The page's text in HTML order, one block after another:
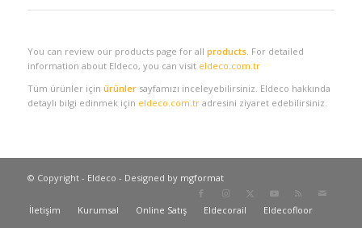
You can review our products page for all products. For detailed
information about Eldeco, you can visit eldeco.com.tr
Tüm ürünler için ürünlersayfamızı inceleyebilirsiniz. Eldeco hakkında
detaylı bilgi edinmek için eldeco.com.tradresini ziyaret edebilirsiniz.
© Copyright - Eldeco - Designed by mgformat
İletişim Kurumsal Online Satış Eldecorail Eldecofloor